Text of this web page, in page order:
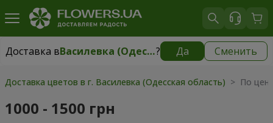
Доставка в Василевка (Одесская область)? Да Сменить
Доставка вВасилевка (Одесская область) |595 грн
Доставка цветов в г. Василевка (Одесская область) > По
1000 - 1500 грн